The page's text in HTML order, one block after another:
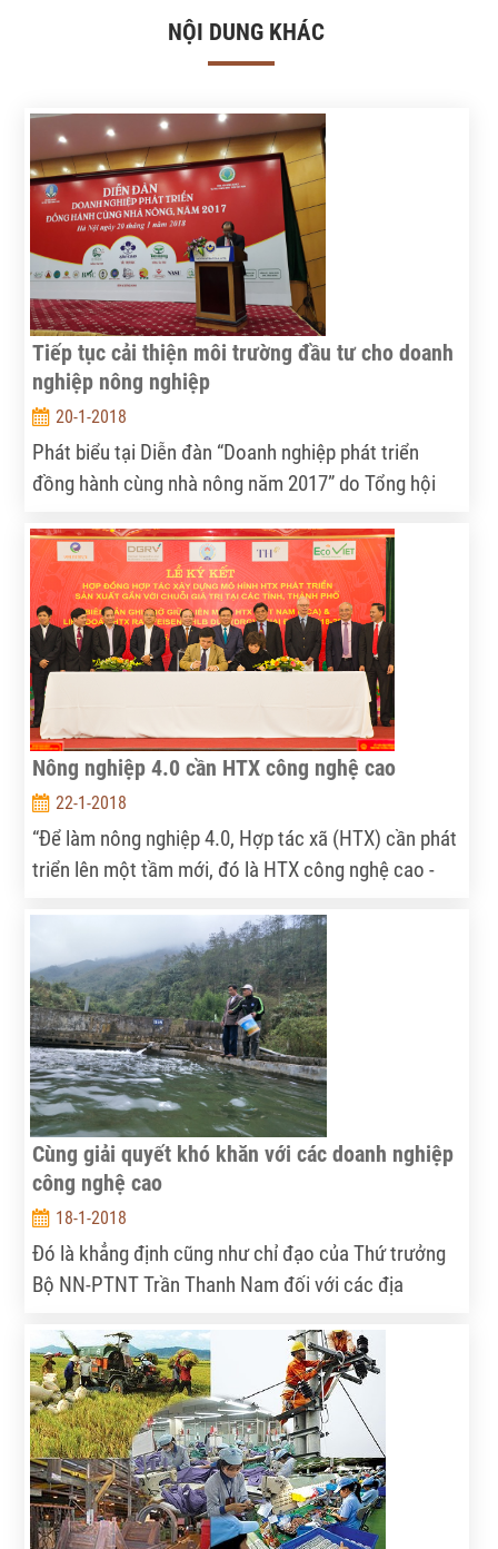
NỘI DUNG KHÁC
Tiếp tục cải thiện môi trường đầu tư cho doanh
nghiệp nông nghiệp
20-1-2018
Phát biểu tại Diễn đàn “Doanh nghiệp phát triển
đồng hành cùng nhà nông năm 2017” do Tổng hội
Bộ NN&PTNT tổ chức chiều nay 20/1, tại Hà Nội,
ông Đặng Vũ Trân, Phó vụ trưởng Vụ Quản lý doanh
nghiệp nông nghiệp (Bộ NN&PTNT) cho biết: Trong
giai đoạn 2018-2020, Bộ NN&PTNT sẽ đẩy mạnh cải
thiện môi trường đầu tư kinh doanh, thu hút doanh
nghiệp đầu tư vào nông nghiệp.
Nông nghiệp 4.0 cần HTX công nghệ cao
22-1-2018
“Để làm nông nghiệp 4.0, Hợp tác xã (HTX) cần phát
triển lên một tầm mới, đó là HTX công nghệ cao -
với sự dẫn lối của doanh nghiệp”, bà Thái Hương,
Tổng giám đốc Ngân hàng Bắc Á, nhà sáng lập và tư
vấn đầu tư của Tập đoàn TH, đã chia sẻ trong Hội
nghị Tổng kết công tác năm 2017 và Triển khai
nhiệm vụ năm 2018 của Liên minh HTX Việt Nam.
Cùng giải quyết khó khăn với các doanh nghiệp
công nghệ cao
18-1-2018
Đó là khẳng định cũng như chỉ đạo của Thứ trưởng
Bộ NN-PTNT Trần Thanh Nam đối với các địa
nông nghiệp ứng dụng công nghệ cao (CNC) trong
các HTX DVNN”.